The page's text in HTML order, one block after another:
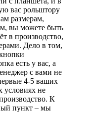
вас рольштору
размерам,
вы можете быть
в производство,
Дело в том,
есть у вас, а
с вами не
4-5 ваших
условиях не
К
пункт – мы